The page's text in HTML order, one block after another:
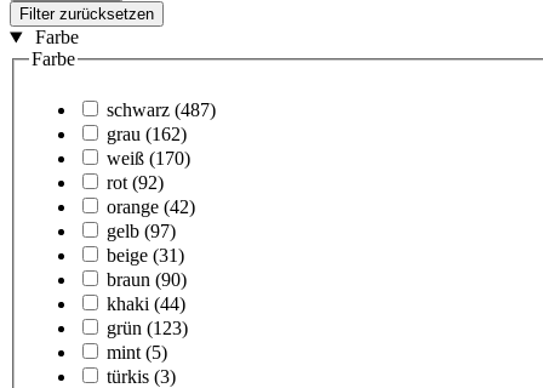
Filter zurücksetzen
Farbe
Farbe
schwarz (487)
grau (162)
weiß (170)
rot (92)
orange (42)
gelb (97)
beige (31)
braun (90)
khaki (44)
grün (123)
mint (5)
türkis (3)